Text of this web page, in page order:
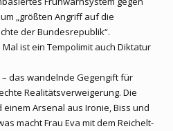
„größten Angriff auf die
der Bundesrepublik“.
ist ein Tempolimit auch Diktatur
– das wandelnde Gegengift für
Realitätsverweigerung. Die
Arsenal aus Ironie, Biss und
macht Frau Eva mit dem Reichelt-